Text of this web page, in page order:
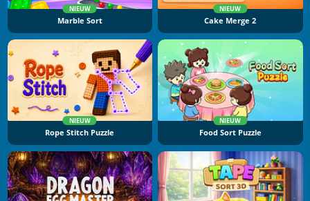
NIEUW
Marble Sort
NIEUW
Cake Merge 2
NIEUW
Rope Stitch Puzzle
NIEUW
Food Sort Puzzle